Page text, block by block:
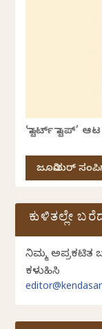
‘ಸ್ಟಾರ್ಟ್ ಸ್ಟಾಪ್’
ಜೂನಿಯರ್
ಕುಳಿತಲ್ಲೇ
ನಿಮ್ಮ ಅಪ್ರಕಟಿತ
ಕಳುಹಿಸಿ